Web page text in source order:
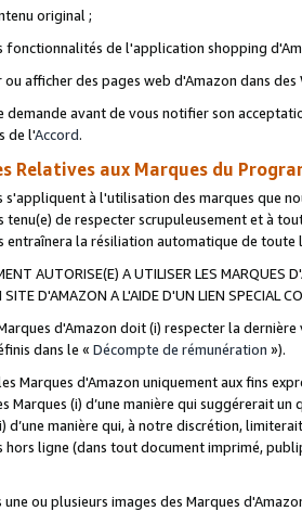
original ;
fonctionnalités de l'application shopping
afficher des pages web d'Amazon dans
demande avant de vous notifier son
de l'Accord.
Relatives aux Marques du
s'appliquent à l'utilisation des marques que
tenu(e) de respecter scrupuleusement et à
entraînera la résiliation automatique de
AUTORISE(E) A UTILISER LES MARQUES
D'AMAZON A L'AIDE D'UN LIEN SPECIAL
d'Amazon doit (i) respecter la
dans le « Décompte de rémunération »).
Marques d'Amazon uniquement aux fins
Marques (i) d’une manière qui suggérerait
d’une manière qui, à notre discrétion,
hors ligne (dans tout document imprimé,
ou plusieurs images des Marques